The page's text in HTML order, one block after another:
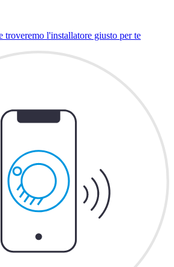
troveremo l'installatore giusto per te